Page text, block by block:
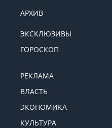
АРХИВ
ЭКСКЛЮЗИВЫ
ГОРОСКОП
РЕКЛАМА
ВЛАСТЬ
ЭКОНОМИКА
КУЛЬТУРА